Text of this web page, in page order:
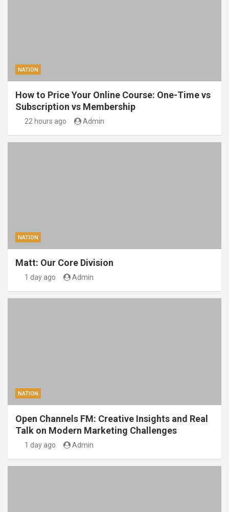
NATION
How to Price Your Online Course: One-Time vs
Subscription vs Membership
22 hours ago Admin
NATION
Matt: Our Core Division
1 day ago Admin
NATION
Open Channels FM: Creative Insights and Real
Talk on Modern Marketing Challenges
1 day ago Admin